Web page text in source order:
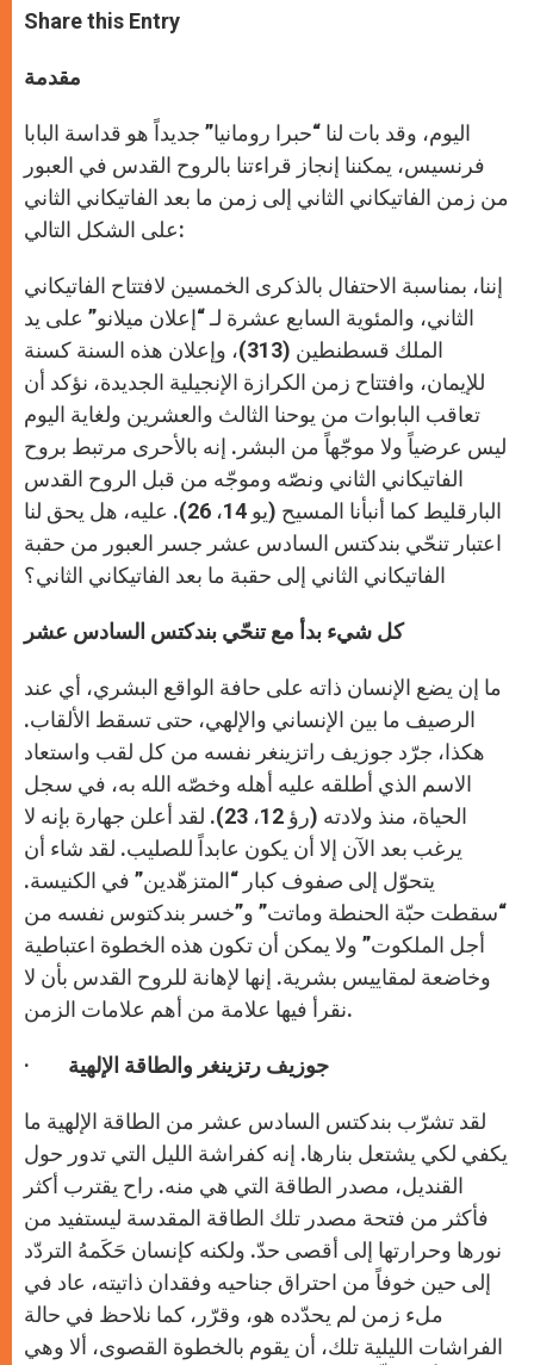
t
s
p
p
s
e
e
b
Share this Entry
مقدمة
اليوم، وقد بات لنا “حبرا رومانيا” جديداً هو قداسة البابا
فرنسيس، يمكننا إنجاز قراءتنا بالروح القدس في العبور
من زمن الفاتيكاني الثاني إلى زمن ما بعد الفاتيكاني الثاني
على الشكل التالي:
إننا، بمناسبة الاحتفال بالذكرى الخمسين لافتتاح الفاتيكاني
الثاني، والمئوية السابع عشرة لـ “إعلان ميلانو” على يد
الملك قسطنطين (313)، وإعلان هذه السنة كسنة
للإيمان، وافتتاح زمن الكرازة الإنجيلية الجديدة، نؤكد أن
تعاقب البابوات من يوحنا الثالث والعشرين ولغاية اليوم
ليس عرضياً ولا موجّهاً من البشر. إنه بالأحرى مرتبط بروح
الفاتيكاني الثاني ونصّه وموجّه من قبل الروح القدس
البارقليط كما أنبأنا المسيح (يو 14، 26). عليه، هل يحق لنا
اعتبار تنحّي بندكتس السادس عشر جسر العبور من حقبة
الفاتيكاني الثاني إلى حقبة ما بعد الفاتيكاني الثاني؟
كل شيء بدأ مع تنحّي بندكتس السادس عشر
ما إن يضع الإنسان ذاته على حافة الواقع البشري، أي عند
الرصيف ما بين الإنساني والإلهي، حتى تسقط الألقاب.
هكذا، جرّد جوزيف راتزينغر نفسه من كل لقب واستعاد
الاسم الذي أطلقه عليه أهله وخصّه الله به، في سجل
الحياة، منذ ولادته (رؤ 12، 23). لقد أعلن جهارة بإنه لا
يرغب بعد الآن إلا أن يكون عابداً للصليب. لقد شاء أن
يتحوّل إلى صفوف كبار “المتزهّدين” في الكنيسة.
“سقطت حبّة الحنطة وماتت” و”خسر بندكتوس نفسه من
أجل الملكوت” ولا يمكن أن تكون هذه الخطوة اعتباطية
وخاضعة لمقاييس بشرية. إنها لإهانة للروح القدس بأن لا
نقرأ فيها علامة من أهم علامات الزمن.
· جوزيف رتزينغر والطاقة الإلهية
لقد تشرّب بندكتس السادس عشر من الطاقة الإلهية ما
يكفي لكي يشتعل بنارها. إنه كفراشة الليل التي تدور حول
القنديل، مصدر الطاقة التي هي منه. راح يقترب أكثر
فأكثر من فتحة مصدر تلك الطاقة المقدسة ليستفيد من
نورها وحرارتها إلى أقصى حدّ. ولكنه كإنسان حَكَمهُ التردّد
إلى حين خوفاً من احتراق جناحيه وفقدان ذاتيته، عاد في
ملء زمن لم يحدّده هو، وقرّر، كما نلاحظ في حالة
الفراشات الليلية تلك، أن يقوم بالخطوة القصوى، ألا وهي